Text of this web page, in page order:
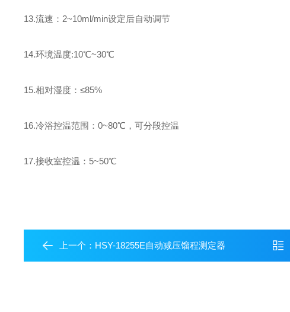
13.流速：2~10ml/min设定后自动调节
14.环境温度:10℃~30℃
15.相对湿度：≤85%
16.冷浴控温范围：0~80℃，可分段控温
17.接收室控温：5~50℃
上一个： HSY-18255E自动减压馏程测定器